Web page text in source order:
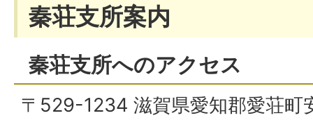
秦荘支所案内
秦荘支所へのアクセス
〒529-1234 滋賀県愛知郡愛荘町